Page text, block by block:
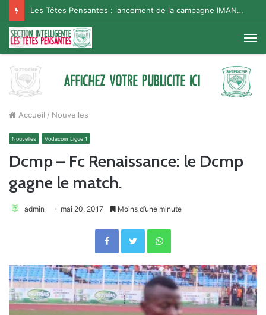
Les Têtes Pensantes : lancement de la campagne IMANA na BISO, Supporter Telema
Accueil / Nouvelles
Nouvelles Vodacom Ligue 1
Dcmp – Fc Renaissance: le Dcmp
gagne le match.
admin mai 20, 2017 Moins d’une minute
FacebookTwitterWhatsApp